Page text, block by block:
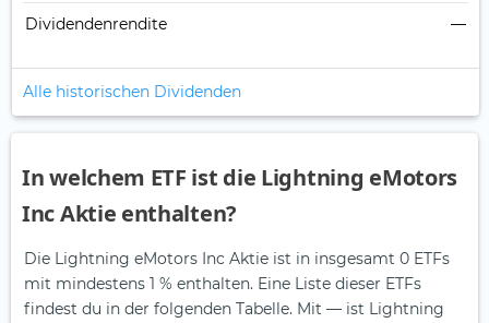
Dividendenrendite —
Alle historischen Dividenden
In welchem ETF ist die Lightning eMotors
Inc Aktie enthalten?
Die Lightning eMotors Inc Aktie ist in insgesamt 0 ETFs
mit mindestens 1 % enthalten. Eine Liste dieser ETFs
findest du in der folgenden Tabelle. Mit — ist Lightning